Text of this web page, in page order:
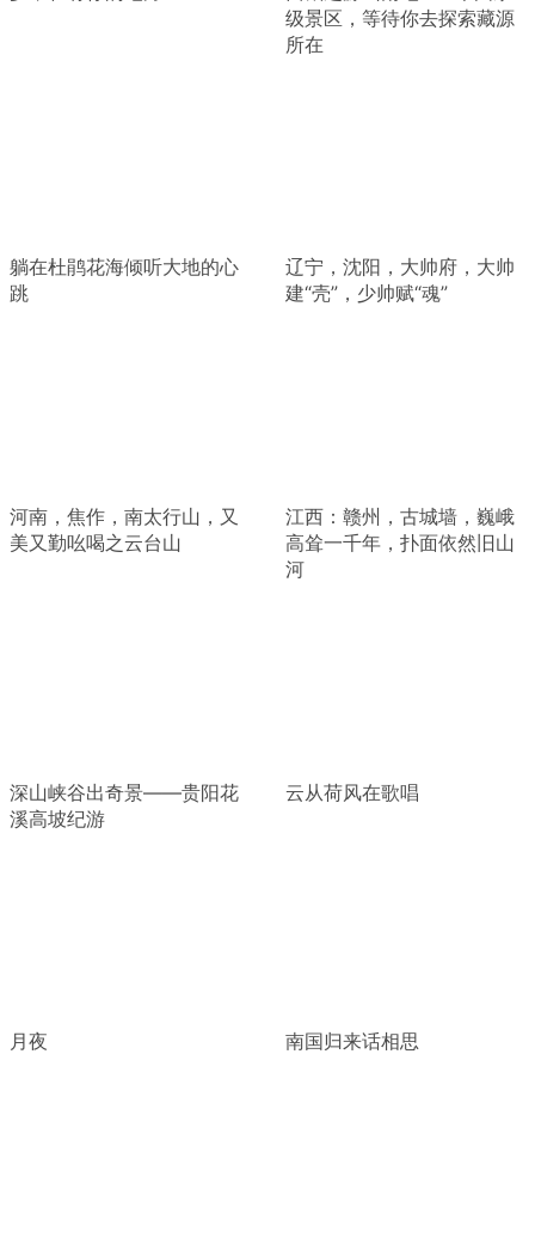
级景区，等待你去探索藏源
所在
躺在杜鹃花海倾听大地的心
跳
辽宁，沈阳，大帅府，大帅
建“壳”，少帅赋“魂”
河南，焦作，南太行山，又
美又勤吆喝之云台山
江西：赣州，古城墙，巍峨
高耸一千年，扑面依然旧山
河
深山峡谷出奇景——贵阳花
溪高坡纪游
云从荷风在歌唱
月夜 南国归来话相思